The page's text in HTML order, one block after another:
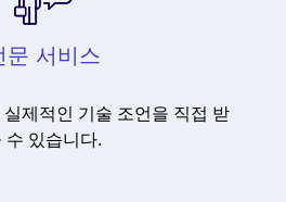
문 서비스
제적인 기술 조언을 직접 받
수 있습니다.